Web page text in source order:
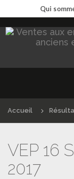
Qui
Accueil
VEP 16
2017